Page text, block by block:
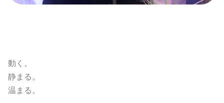
動く。
静まる。
温まる。